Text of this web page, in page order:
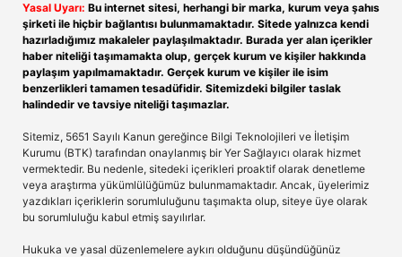
Yasal Uyarı: Bu internet sitesi, herhangi bir marka, kurum veya şahıs
şirketi ile hiçbir bağlantısı bulunmamaktadır. Sitede yalnızca kendi
hazırladığımız makaleler paylaşılmaktadır. Burada yer alan içerikler
haber niteliği taşımamakta olup, gerçek kurum ve kişiler hakkında
paylaşım yapılmamaktadır. Gerçek kurum ve kişiler ile isim
benzerlikleri tamamen tesadüfidir. Sitemizdeki bilgiler taslak
halindedir ve tavsiye niteliği taşımazlar.
Sitemiz, 5651 Sayılı Kanun gereğince Bilgi Teknolojileri ve İletişim
Kurumu (BTK) tarafından onaylanmış bir Yer Sağlayıcı olarak hizmet
vermektedir. Bu nedenle, sitedeki içerikleri proaktif olarak denetleme
veya araştırma yükümlülüğümüz bulunmamaktadır. Ancak, üyelerimiz
yazdıkları içeriklerin sorumluluğunu taşımakta olup, siteye üye olarak
bu sorumluluğu kabul etmiş sayılırlar.
Hukuka ve yasal düzenlemelere aykırı olduğunu düşündüğünüz